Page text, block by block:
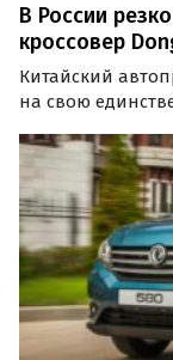
В России
кроссовер
Китайский
на свою
марта, он
10%, сообщает